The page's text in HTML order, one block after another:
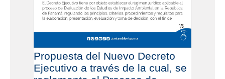
Propuesta del Nuevo Decreto
Ejecutivo a través de la cual, se